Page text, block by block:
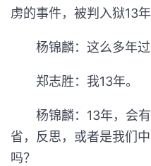
虏的事件，被判入狱13年
杨锦麟：这么多年过
郑志胜：我13年。
杨锦麟：13年，会有
省，反思，或者是我们
吗？